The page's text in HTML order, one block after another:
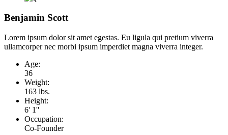
Benjamin Scott
Lorem ipsum dolor sit amet egestas. Eu ligula qui pretium viverra
ullamcorper nec morbi ipsum imperdiet magna viverra integer.
Age:
36
Weight:
163 lbs.
Height:
6' 1''
Occupation:
Co-Founder